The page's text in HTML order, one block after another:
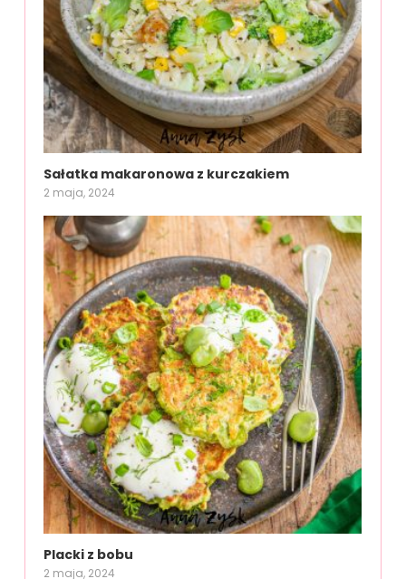
Sałatka makaronowa z kurczakiem
2 maja, 2024
Placki z bobu
2 maja, 2024